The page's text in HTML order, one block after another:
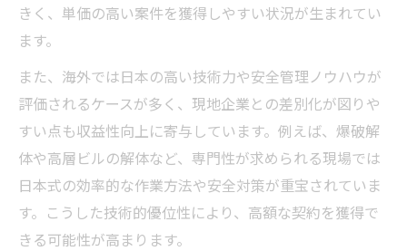
きく、単価の高い案件を獲得しやすい状況が生まれてい
ます。
また、海外では日本の高い技術力や安全管理ノウハウが
評価されるケースが多く、現地企業との差別化が図りや
すい点も収益性向上に寄与しています。例えば、爆破解
体や高層ビルの解体など、専門性が求められる現場では
日本式の効率的な作業方法や安全対策が重宝されていま
す。こうした技術的優位性により、高額な契約を獲得で
きる可能性が高まります。